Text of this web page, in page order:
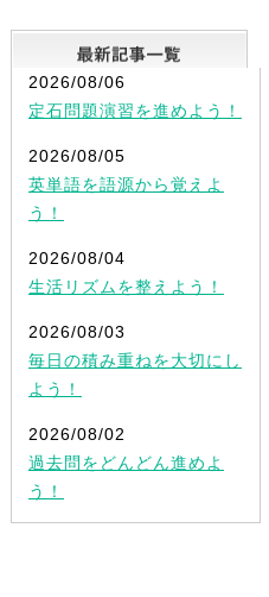
2026/08/06
定石問題演習を進めよう！
2026/08/05
英単語を語源から覚えよ
う！
2026/08/04
生活リズムを整えよう！
2026/08/03
毎日の積み重ねを大切にし
よう！
2026/08/02
過去問をどんどん進めよ
う！